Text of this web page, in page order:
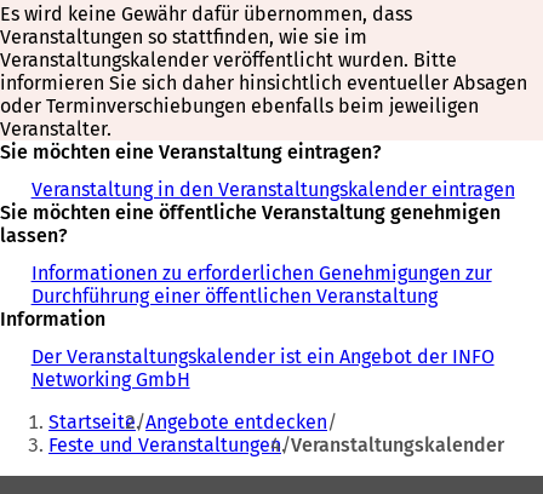
Es wird keine Gewähr dafür übernommen, dass
Veranstaltungen so stattfinden, wie sie im
Veranstaltungskalender veröffentlicht wurden. Bitte
informieren Sie sich daher hinsichtlich eventueller Absagen
oder Terminverschiebungen ebenfalls beim jeweiligen
Veranstalter.
Sie möchten eine Veranstaltung eintragen?
Veranstaltung in den Veranstaltungskalender eintragen
Sie möchten eine öffentliche Veranstaltung genehmigen
lassen?
Informationen zu erforderlichen Genehmigungen zur
Durchführung einer öffentlichen Veranstaltung
Information
Der Veranstaltungskalender ist ein Angebot der INFO
Networking GmbH
Sie
befinden
sich
Startseite Angebote entdecken
Feste und Veranstaltungen Veranstaltungskalender